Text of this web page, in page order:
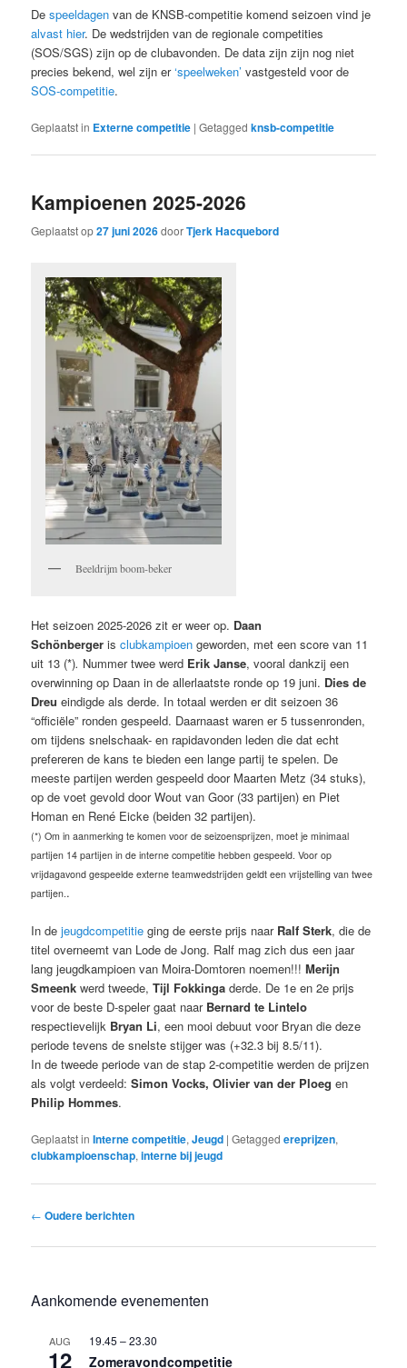
Despeeldagen van de KNSB-competitie komend seizoen vind je
alvast hier. De wedstrijden van de regionale competities
(SOS/SGS) zijn op de clubavonden. De data zijn zijn nog niet
precies bekend, wel zijn er‘speelweken’ vastgesteld voor de
SOS-competitie.
Geplaatst in Externe competitie |Getagged knsb-competitie
Kampioenen 2025-2026
Geplaatst op27 juni 2026doorTjerk Hacquebord
Beeldrijm boom-beker
Het seizoen 2025-2026 zit er weer op. Daan
Schönberger isclubkampioen geworden, met een score van 11
uit 13 (*). Nummer twee werd Erik Janse, vooral dankzij een
overwinning op Daan in de allerlaatste ronde op 19 juni. Dies de
Dreueindigde als derde. In totaal werden er dit seizoen 36
“officiële” ronden gespeeld. Daarnaast waren er 5 tussenronden,
om tijdens snelschaak- en rapidavonden leden die dat echt
prefereren de kans te bieden een lange partij te spelen. De
meeste partijen werden gespeeld door Maarten Metz (34 stuks),
op de voet gevold door Wout van Goor (33 partijen) en Piet
Homan en René Eicke (beiden 32 partijen).
(*) Om in aanmerking te komen voor de seizoensprijzen, moet je minimaal
partijen 14 partijen in de interne competitie hebben gespeeld. Voor op
vrijdagavond gespeelde externe teamwedstrijden geldt een vrijstelling van twee
partijen..
In dejeugdcompetitie ging de eerste prijs naar Ralf Sterk, die de
titel overneemt van Lode de Jong. Ralf mag zich dus een jaar
lang jeugdkampioen van Moira-Domtoren noemen!!!Merijn
Smeenk werd tweede,Tijl Fokkinga derde. De 1e en 2e prijs
voor de beste D-speler gaat naar Bernard te Lintelo
respectievelijk Bryan Li, een mooi debuut voor Bryan die deze
periode tevens de snelste stijger was (+32.3 bij 8.5/11).
In de tweede periode van de stap 2-competitie werden de prijzen
als volgt verdeeld:Simon Vocks, Olivier van der Ploeg en
Philip Hommes.
Geplaatst in Interne competitie,Jeugd |Getagged ereprijzen,
clubkampioenschap,interne bij jeugd
Bericht
← Oudere berichten
Aankomende evenementen
AUG
12
19.45 –23.30
Zomeravondcompetitie